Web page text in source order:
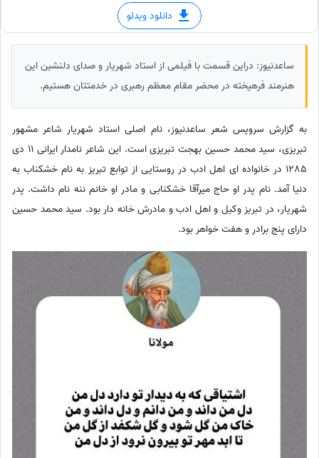
دانلود ویدئو
ساعدنیوز: دراین قسمت با فیلمی از استاد شهریار و صدای دلنشین این
هنرمند فرهیخته در محضر مقام معظم رهبری در خدمتتان هستیم.
به گزارش سرویس شعر ساعدنیوز، نام اصلی استاد شهریار شاعر مشهور
تبریزی، سید محمد حسین بهجت تبریزی است. این شاعر نامدار ایرانی 11 دی
1285 در خانواده ای اهل ادب در روستایی از توابع تبریز به نام خشکناب به
دنیا آمد. نام پدر او حاج میرآقا خشکنابی و مادر او خانم ننه نام داشت. پدر
شهریار، در تبریز وکیل و اهل ادب و مادرش خانه دار بود. سید محمد حسین
دارای پنج برادر و هفت خواهر بود.